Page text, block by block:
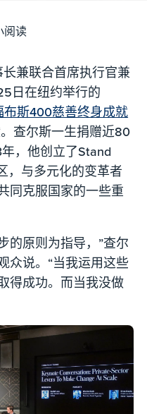
阅读
兼联合首席执行官兼
日在纽约举行的
布斯400慈善终身成就
查尔斯一生捐赠近80
，他创立了Stand
，与多元化的变革者
同克服国家的一些重
的原则为指导，”查尔
众说。“当我运用这些
得成功。而当我没做